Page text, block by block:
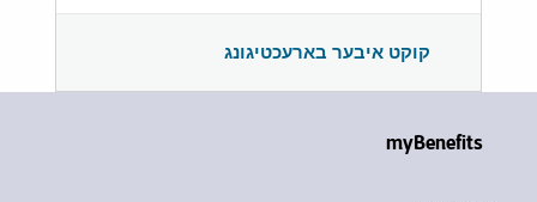
קוקט איבער בארעכטיגונג
myBenefits